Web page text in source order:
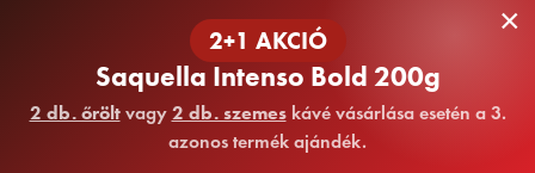
×
2+1 AKCIÓ
Saquella Intenso Bold 200g
2 db. őröltvagy 2 db. szemeskávé vásárlása esetén a 3.
azonos termék ajándék.